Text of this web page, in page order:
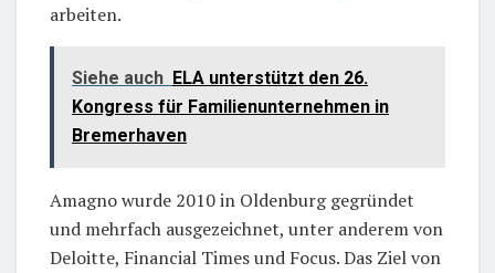
arbeiten.
Siehe auch ELA unterstützt den 26.
Kongress für Familienunternehmen in
Bremerhaven
Amagno wurde 2010 in Oldenburg gegründet
und mehrfach ausgezeichnet, unter anderem von
Deloitte, Financial Times und Focus. Das Ziel von